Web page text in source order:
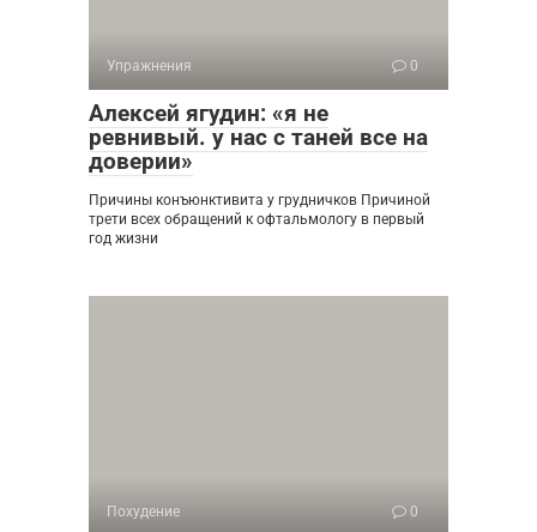
Упражнения 0
Алексей ягудин: «я не
ревнивый. у нас с таней все на
доверии»
Причины конъюнктивита у грудничков Причиной
трети всех обращений к офтальмологу в первый
год жизни
Похудение 0